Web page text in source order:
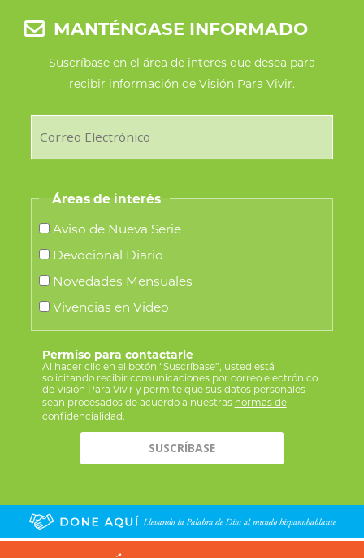
página
de
producto
MANTÉNGASE INFORMADO
Suscríbase en el área de interés que desea para
recibir información de Visión Para Vivir.
Áreas de interés
Aviso de Nueva Serie
Devocional Diario
Novedades Mensuales
Vivencias en Video
Permiso para contactarle
Al hacer clic en el botón “Suscríbase”, usted está
solicitando recibir comunicaciones por correo electrónico
de Visión Para Vivir y permite que sus datos personales
sean procesados de acuerdo a nuestras normas de
confidencialidad.